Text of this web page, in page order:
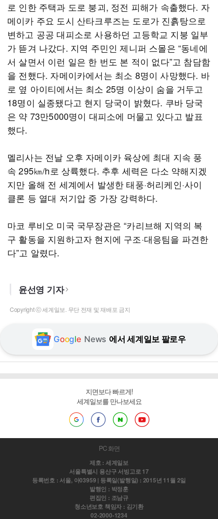
로 인한 주택과 도로 붕괴, 정전 피해가 속출했다. 자
메이카 주요 도시 산타크루즈는 도로가 진흙탕으로
변하고 공공 대피소로 사용하던 고등학교 지붕 일부
가 뜯겨 나갔다. 지역 주민인 제니퍼 스몰은 “동네에
서 살면서 이런 일은 한 번도 본 적이 없다”고 참담함
을 전했다. 자메이카에서는 최소 8명이 사망했다. 바
로 옆 아이티에서는 최소 25명 이상이 숨을 거두고
18명이 실종됐다고 현지 당국이 밝혔다. 쿠바 당국
은 약 73만5000명이 대피소에 머물고 있다고 발표
했다.
멜리사는 전날 오후 자메이카 육상에 최대 지속 풍
속 295㎞/h로 상륙했다. 추후 세력은 다소 약해지겠
지만 올해 전 세계에서 발생한 태풍·허리케인·사이
클론 등 열대 저기압 중 가장 강력하다.
마코 루비오 미국 국무장관은 “카리브해 지역의 복
구 활동을 지원하고자 현지에 구조·대응팀을 파견한
다”고 알렸다.
윤선영 기자
Copyright ⓒ 세계일보. 무단 전재 및 재배포 금지
Google News 에서 세계일보 팔로우
지면보다 빠르게!
세계일보를 만나보세요
PC 화면
제호 : 세계일보
서울특별시 용산구 서빙고로 17
등록번호 : 서울, 아03959 | 등록일(발행일) : 2015년 11월 2일
발행인 : 박정훈
편집인 : 조남규
청소년보호 책임자 : 김기환
02-2000-1234